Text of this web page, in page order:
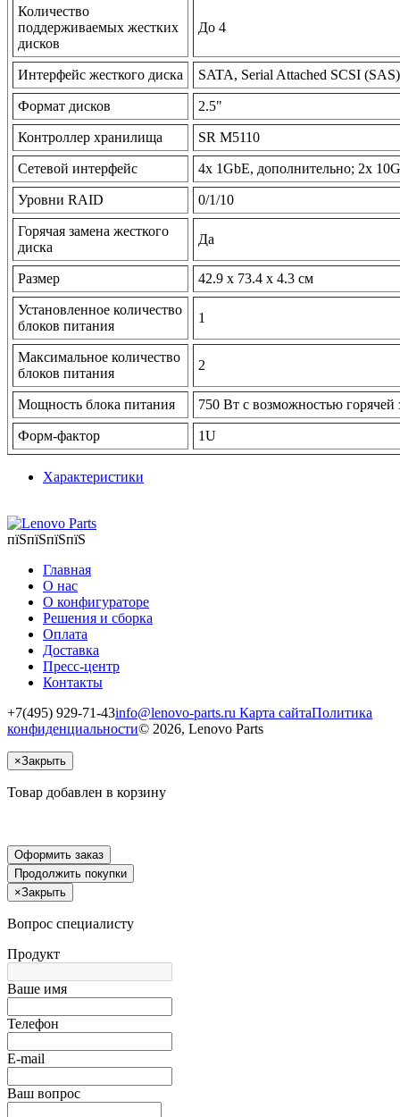
Количество
поддерживаемых жестких
дисков
До 4
Интерфейс жесткого диска SATA, Serial Attached SCSI (SAS)
Формат дисков 2.5"
Контроллер хранилища SR M5110
Сетевой интерфейс 4х 1GbE, дополнительно; 2х
Уровни RAID 0/1/10
Горячая замена жесткого
диска
Да
Размер 42.9 x 73.4 x 4.3 см
Установленное количество
блоков питания
1
Максимальное количество
блоков питания
2
Мощность блока питания 750 Вт с возможностью горячей
Форм-фактор 1U
Характеристики
пїЅпїЅпїЅпїЅ
Главная
О нас
О конфигураторе
Решения и сборка
Оплата
Доставка
Пресс-центр
Контакты
+7(495) 929-71-43info@lenovo-parts.ru Карта сайтаПолитика
конфиденциальности© 2026, Lenovo Parts
×Закрыть
Товар добавлен в корзину
Оформить заказ
Продолжить покупки
×Закрыть
Вопрос специалисту
Продукт
Ваше имя
Телефон
E-mail
Ваш вопрос